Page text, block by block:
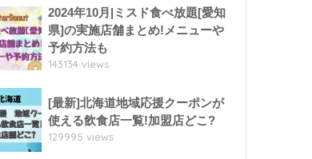
2024年10月|ミスド食べ放題[愛知
県]の実施店舗まとめ!メニューや
予約方法も
143134 views
[最新]北海道地域応援クーポンが
使える飲食店一覧!加盟店どこ?
129995 views